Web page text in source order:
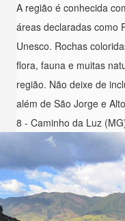
A região é conhecida
áreas declaradas como
Unesco. Rochas
flora, fauna e muitas
região. Não deixe de
além de São Jorge e
8 - Caminho da Luz